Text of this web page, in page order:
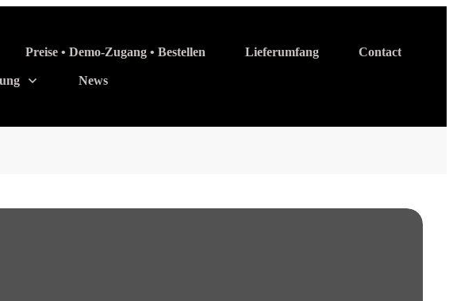
Preise • Demo-Zugang • Bestellen Lieferumfang Contact
News